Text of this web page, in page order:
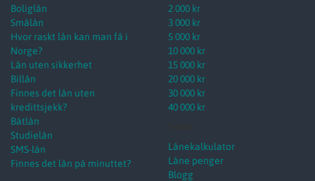
Boliglån
Smålån
Hvor raskt lån kan man få i
Norge?
Lån uten sikkerhet
Billån
Finnes det lån uten
kredittsjekk?
Båtlån
Studielån
SMS-lån
Finnes det lån på minuttet?
2 000 kr
3 000 kr
5 000 kr
10 000 kr
15 000 kr
20 000 kr
30 000 kr
40 000 kr
Lånekalkulator
Låne penger
Blogg